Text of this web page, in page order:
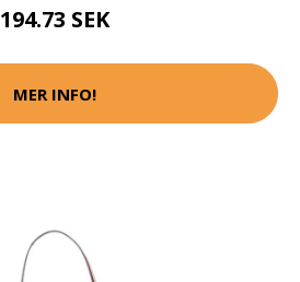
194.73 SEK
MER INFO!